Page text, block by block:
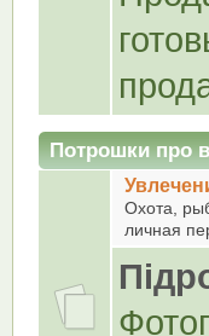
Потрошки про
Охота,
личная